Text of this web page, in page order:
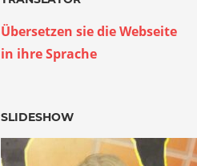
Übersetzen sie die Webseite
in ihre Sprache
SLIDESHOW